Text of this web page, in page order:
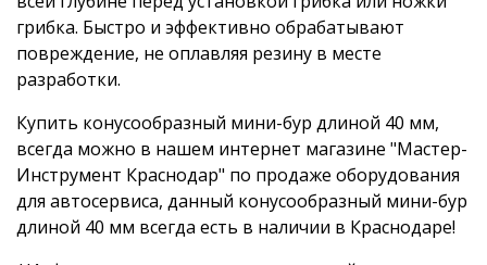
грибка. Быстро и эффективно обрабатывают
повреждение, не оплавляя резину в месте
разработки.
Купить конусообразный мини-бур длиной 40 мм,
всегда можно в нашем интернет магазине "Мастер-
Инструмент Краснодар" по продаже оборудования
для автосервиса, данный конусообразный мини-бур
длиной 40 мм всегда есть в наличии в Краснодаре!